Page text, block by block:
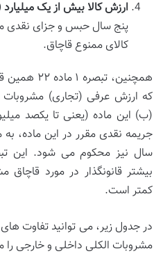
ارزش کالا بیش از یک میلیارد (۱,۰۰۰,۰۰۰,۰۰۰)
پنج سال حبس و جزای نقدی
کالای ممنوع قاچاق.
همچنین،
که ارزش عرفی (تجاری)
(ب) این ماده (یعنی تا یکصد
جریمه نقدی مقرر در این ماده،
سال نیز محکوم می شود. این
بیشتر قانونگذار در مورد
کمتر است.
در جدول زیر، می توانید تفاوت
مشروبات الکلی داخلی و خارجی را